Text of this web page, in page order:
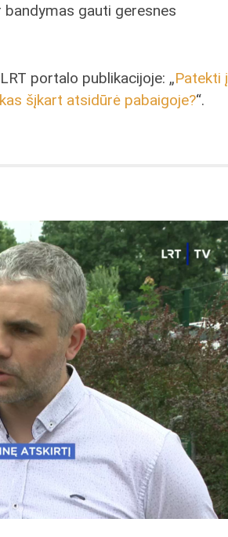
gauti geresnes
portalo publikacijoje: „Patekti į
šįkart atsidūrė pabaigoje?“.